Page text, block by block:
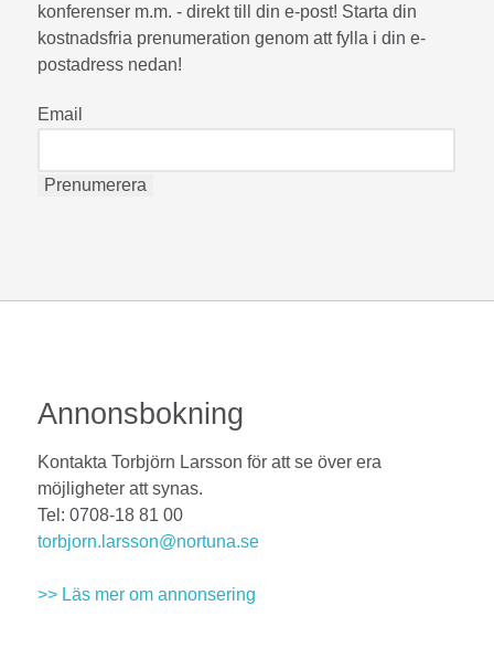
konferenser m.m. - direkt till din e-post! Starta din
kostnadsfria prenumeration genom att fylla i din e-
postadress nedan!
Email
Annonsbokning
Kontakta Torbjörn Larsson för att se över era
möjligheter att synas.
Tel: 0708-18 81 00
torbjorn.larsson@nortuna.se
>> Läs mer om annonsering